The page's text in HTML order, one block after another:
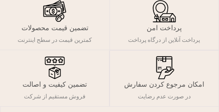
پرداخت امن
پرداخت آنلاین از درگاه پرداخت
تضمین قیمت محصولات
کمترین قیمت در سطح اینترنت
امکان مرجوع کردن سفارش
در صورت عدم رضایت
تضمین کیفیت و اصالت
فروش مستقیم از شرکت